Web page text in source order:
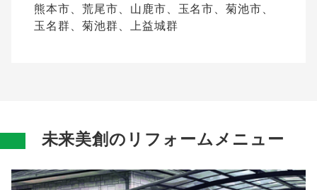
熊本市、荒尾市、山鹿市、玉名市、菊池市、
玉名群、菊池群、上益城群
未来美創のリフォームメニュー